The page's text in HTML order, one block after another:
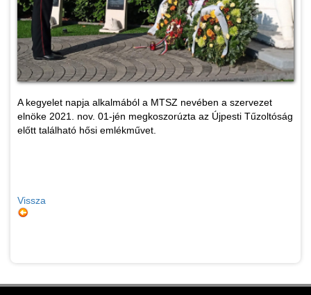
A kegyelet napja alkalmából a MTSZ nevében a szervezet
elnöke 2021. nov. 01-jén megkoszorúzta az Újpesti Tűzoltóság
előtt található hősi emlékművet.
Vissza